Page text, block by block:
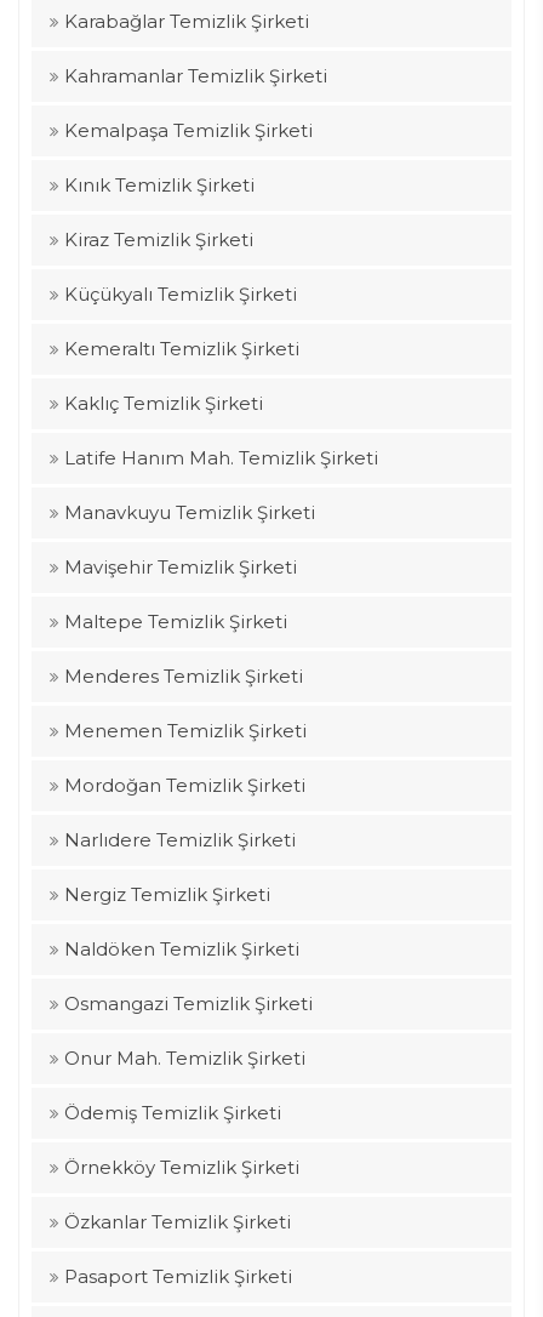
Karabağlar Temizlik Şirketi
Kahramanlar Temizlik Şirketi
Kemalpaşa Temizlik Şirketi
Kınık Temizlik Şirketi
Kiraz Temizlik Şirketi
Küçükyalı Temizlik Şirketi
Kemeraltı Temizlik Şirketi
Kaklıç Temizlik Şirketi
Latife Hanım Mah. Temizlik Şirketi
Manavkuyu Temizlik Şirketi
Mavişehir Temizlik Şirketi
Maltepe Temizlik Şirketi
Menderes Temizlik Şirketi
Menemen Temizlik Şirketi
Mordoğan Temizlik Şirketi
Narlıdere Temizlik Şirketi
Nergiz Temizlik Şirketi
Naldöken Temizlik Şirketi
Osmangazi Temizlik Şirketi
Onur Mah. Temizlik Şirketi
Ödemiş Temizlik Şirketi
Örnekköy Temizlik Şirketi
Özkanlar Temizlik Şirketi
Pasaport Temizlik Şirketi